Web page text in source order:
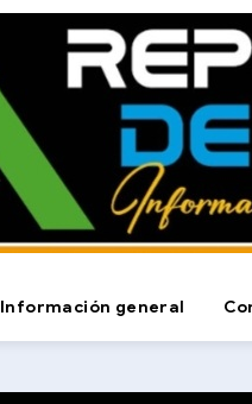
Información general